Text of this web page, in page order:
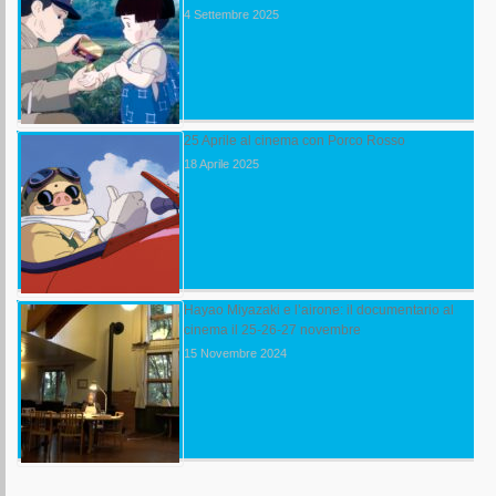
4 Settembre 2025
25 Aprile al cinema con Porco Rosso
18 Aprile 2025
Hayao Miyazaki e l’airone: il documentario al
cinema il 25-26-27 novembre
15 Novembre 2024